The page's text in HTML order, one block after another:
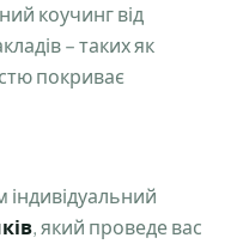
коучинг від
– таких як
покриває
, який проведе вас